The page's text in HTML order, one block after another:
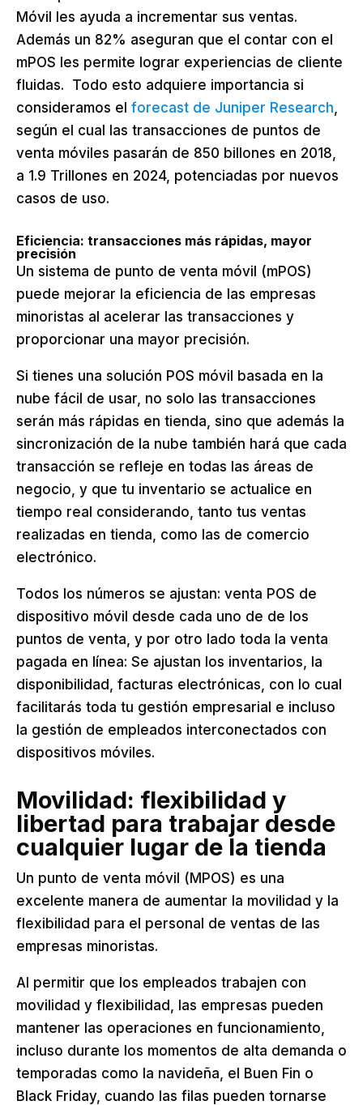
Móvil les ayuda a incrementar sus ventas.
Además un 82% aseguran que el contar con el
mPOS les permite lograr experiencias de cliente
fluidas. Todo esto adquiere importancia si
consideramos el forecast de Juniper Research,
según el cual las transacciones de puntos de
venta móviles pasarán de 850 billones en 2018,
a 1.9 Trillones en 2024, potenciadas por nuevos
casos de uso.
Eficiencia: transacciones más rápidas, mayor
precisión
Un sistema de punto de venta móvil (mPOS)
puede mejorar la eficiencia de las empresas
minoristas al acelerar las transacciones y
proporcionar una mayor precisión.
Si tienes una solución POS móvil basada en la
nube fácil de usar, no solo las transacciones
serán más rápidas en tienda, sino que además la
sincronización de la nube también hará que cada
transacción se refleje en todas las áreas de
negocio, y que tu inventario se actualice en
tiempo real considerando, tanto tus ventas
realizadas en tienda, como las de comercio
electrónico.
Todos los números se ajustan: venta POS de
dispositivo móvil desde cada uno de de los
puntos de venta, y por otro lado toda la venta
pagada en línea: Se ajustan los inventarios, la
disponibilidad, facturas electrónicas, con lo cual
facilitarás toda tu gestión empresarial e incluso
la gestión de empleados interconectados con
dispositivos móviles.
Movilidad: flexibilidad y
libertad para trabajar desde
cualquier lugar de la tienda
Un punto de venta móvil (MPOS) es una
excelente manera de aumentar la movilidad y la
flexibilidad para el personal de ventas de las
empresas minoristas.
Al permitir que los empleados trabajen con
movilidad y flexibilidad, las empresas pueden
mantener las operaciones en funcionamiento,
incluso durante los momentos de alta demanda o
temporadas como la navideña, el Buen Fin o
Black Friday, cuando las filas pueden tornarse